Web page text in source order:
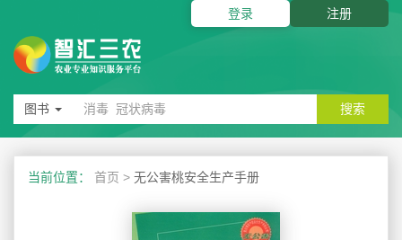
登录 注册
图书 搜索
当前位置： 首页 > 无公害桃安全生产手册